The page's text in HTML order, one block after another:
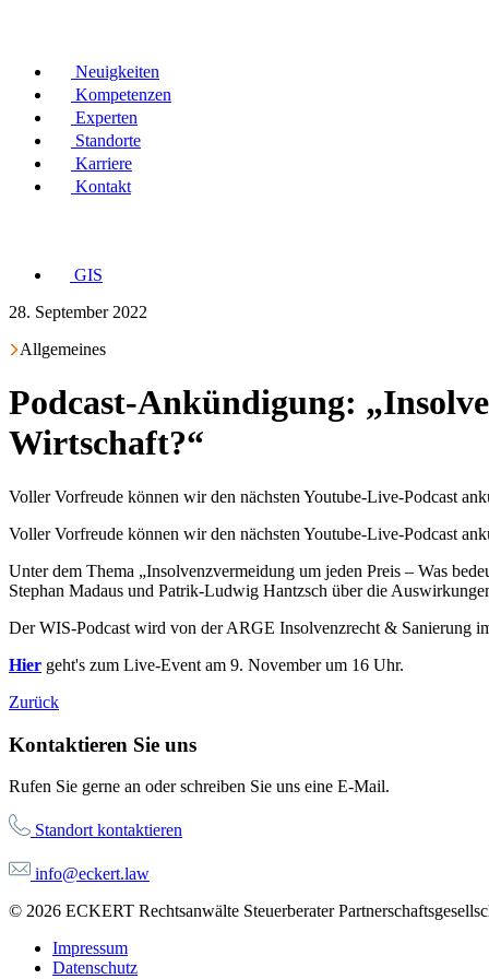
Neuigkeiten
Kompetenzen
Experten
Standorte
Karriere
Kontakt
GIS
28. September 2022
Allgemeines
Podcast-Ankündigung:
Wirtschaft?“
Voller Vorfreude können wir den nächsten Youtube-Live-Podcast
Voller Vorfreude können wir den nächsten Youtube-Live-Podcast
Unter dem Thema „Insolvenzvermeidung um jeden Preis – Was
Stephan Madaus und Patrik-Ludwig Hantzsch über die
Der WIS-Podcast wird von der ARGE Insolvenzrecht & Sanierung
Hier geht's zum Live-Event am 9. November um 16 Uhr.
Zurück
Kontaktieren Sie uns
Rufen Sie gerne an oder schreiben Sie uns eine E-Mail.
Standort kontaktieren
info@eckert.law
© 2026 ECKERT Rechtsanwälte Steuerberater
Impressum
Datenschutz